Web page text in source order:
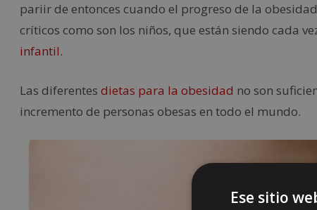
pariir de entonces cuando el progreso de la
críticos como son los niños, que están siendo cada
infantil.
Las diferentes dietas para la obesidad no son
incremento de personas obesas en todo el mundo.
Ese sitio